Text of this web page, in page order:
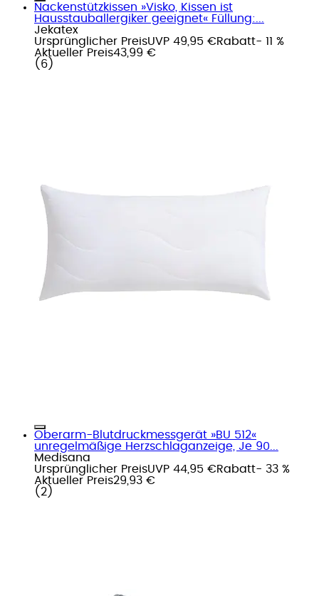
Nackenstützkissen »Visko, Kissen ist
Hausstauballergiker geeignet« Füllung:...
Jekatex
Ursprünglicher PreisUVP 49,95 €Rabatt- 11 %
Aktueller Preis43,99 €
( 6 )
Oberarm-Blutdruckmessgerät »BU 512«
unregelmäßige Herzschlaganzeige, Je 90...
Medisana
Ursprünglicher PreisUVP 44,95 €Rabatt- 33 %
Aktueller Preis29,93 €
( 2 )